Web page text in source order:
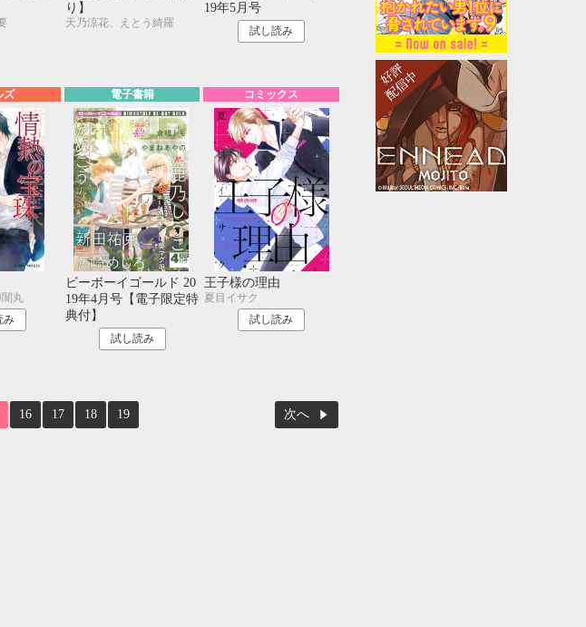
り】
天乃涼花、えとう綺羅
19年5月号
試し読み
ズ
丸
み
電子書籍
ビーボーイゴールド 20
19年4月号【電子限定特
典付】
試し読み
コミックス
王子様の理由
夏目イサク
試し読み
16 17 18 19 次へ